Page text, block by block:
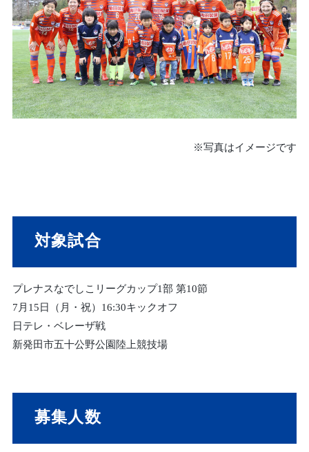
※写真はイメージです
対象試合
プレナスなでしこリーグカップ1部 第10節
7月15日（月・祝）16:30キックオフ
日テレ・ベレーザ戦
新発田市五十公野公園陸上競技場
募集人数